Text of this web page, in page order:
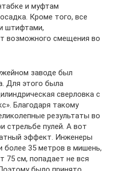
и муфтам
Кроме того, все
штифтами,
возможного смещения во
заводе был
Для этого была
сверловка с
Благодаря такому
результаты во
стрельбе пулей. А вот
эффект. Инженеры
более 35 метров в мишень,
75 см, попадает не вся